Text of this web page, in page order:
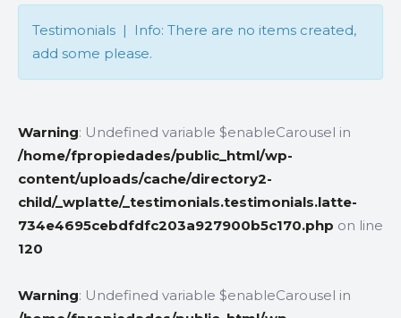
Testimonials | Info: There are no items created,
add some please.
Warning: Undefined variable $enableCarousel in
/home/fpropiedades/public_html/wp-
content/uploads/cache/directory2-
child/_wplatte/_testimonials.testimonials.latte-
734e4695cebdfdfc203a927900b5c170.php on line
120
Warning: Undefined variable $enableCarousel in